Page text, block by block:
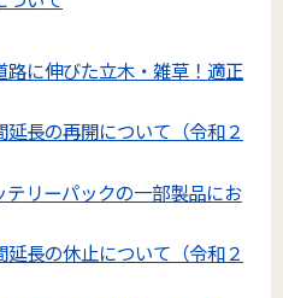
路に伸びた立木・雑草！適正
長の再開について（令和２
リーパックの一部製品にお
長の休止について（令和２